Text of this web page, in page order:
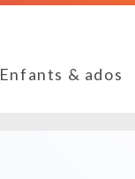
Enfants & ados